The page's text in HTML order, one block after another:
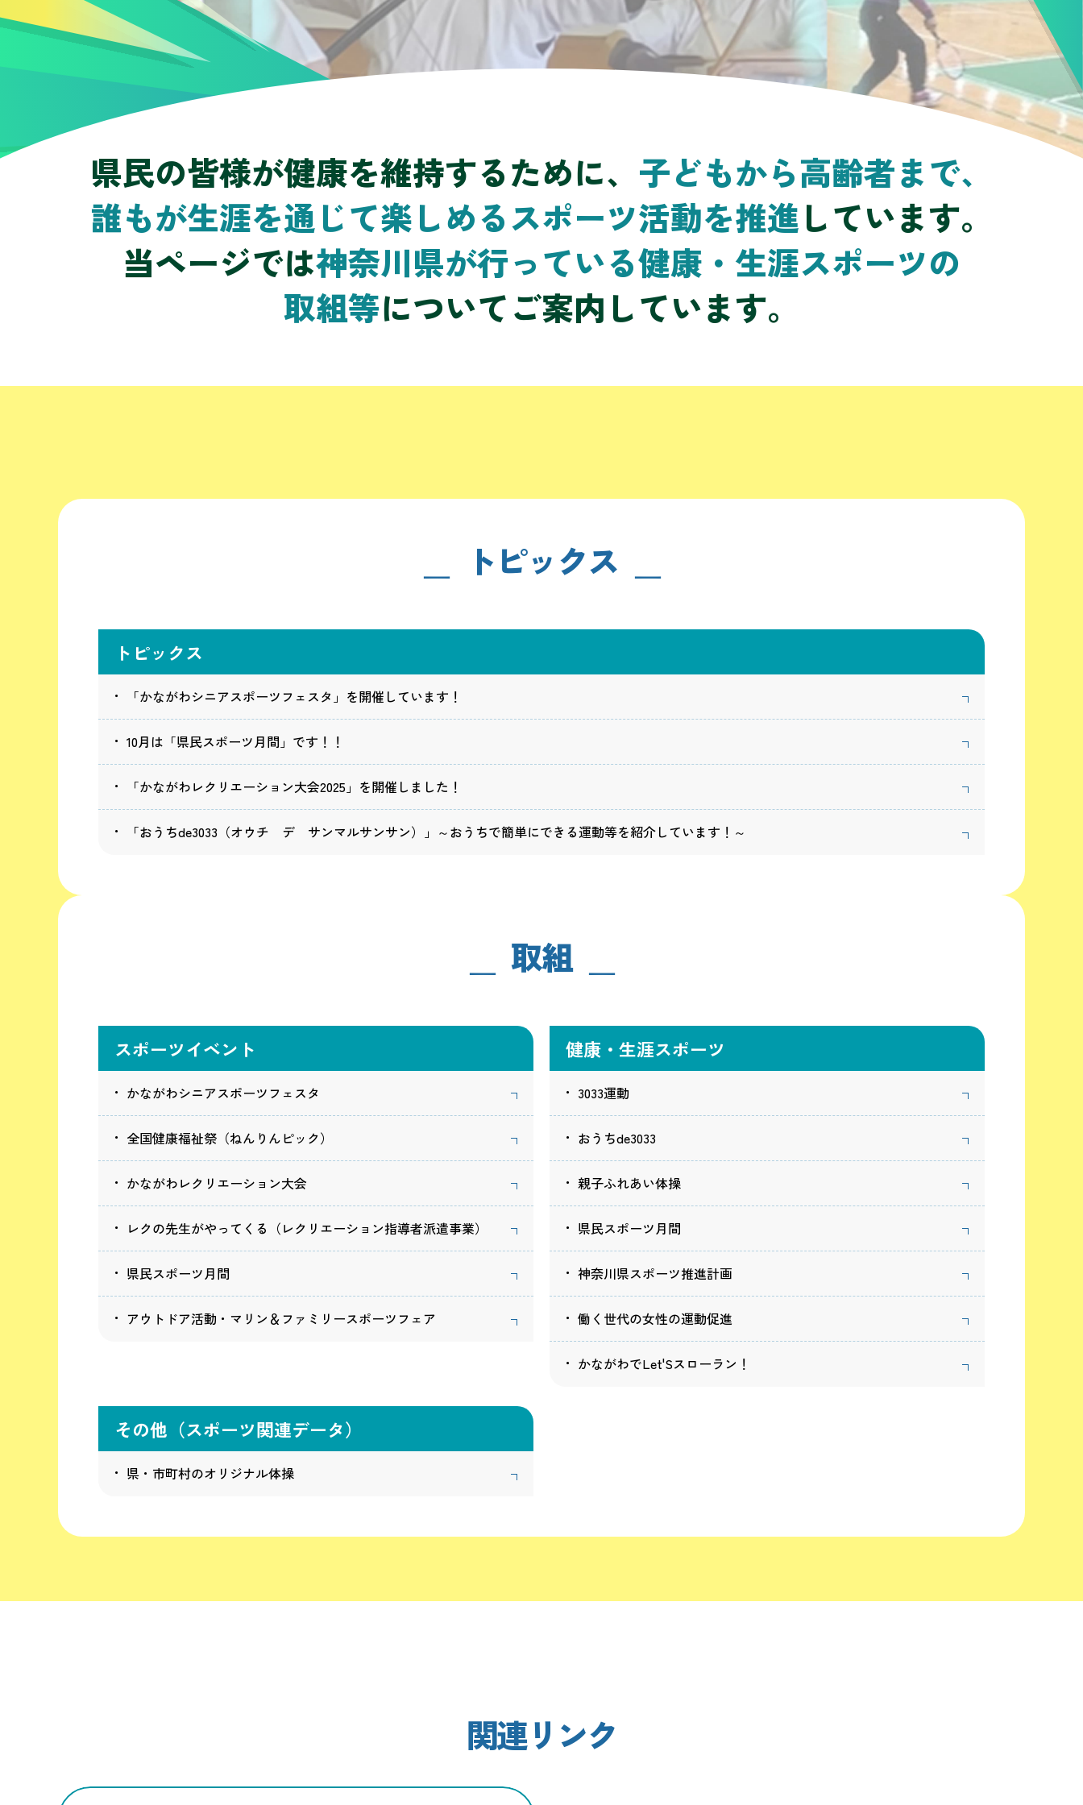
HOME
お知らせ一覧
健康・体力つくり、生涯スポーツ
パラスポーツ
アサンテ スポーツパーク（神奈川県立スポーツセンター）
神奈川のスポーツツーリズム
神奈川のサイクルツーリズム
かながわスポーツ・プラットフォーム
部活動の地域展開
行政情報
神奈川県スポーツ推進条例
神奈川県スポーツ推進計画
神奈川県スポーツ推進審議会
写真・動画ライブラリー
誰もが安全・安心にスポーツをするために
スポーツ施設検索
県民の皆様が健康を維持するために、 子どもから高齢者まで、
誰もが生涯を通じて楽しめるスポーツ活動を推進しています。
当ページでは神奈川県が行っている健康・生涯スポーツの
取組等についてご案内しています。
トピックス
トピックス
「かながわシニアスポーツフェスタ」を開催しています！
10月は「県民スポーツ月間」です！！
「かながわレクリエーション大会2025」を開催しました！
「おうちde3033（オウチ デ サンマルサンサン）」～おうちで簡単にできる運動等を紹介しています！～
取組
スポーツイベント
かながわシニアスポーツフェスタ
全国健康福祉祭（ねんりんピック）
かながわレクリエーション大会
レクの先生がやってくる（レクリエーション指導者派遣事業）
県民スポーツ月間
アウトドア活動・マリン＆ファミリースポーツフェア
健康・生涯スポーツ
3033運動
おうちde3033
親子ふれあい体操
県民スポーツ月間
神奈川県スポーツ推進計画
働く世代の女性の運動促進
かながわでLet'Sスローラン！
その他（スポーツ関連データ）
県・市町村のオリジナル体操
関連リンク